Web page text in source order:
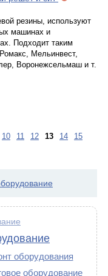
резины, используют
машинах и
Подходит таким
Мельинвест,
Воронежсельмаш и т.
10 11 12 13 14
15
оборудования
оборудование